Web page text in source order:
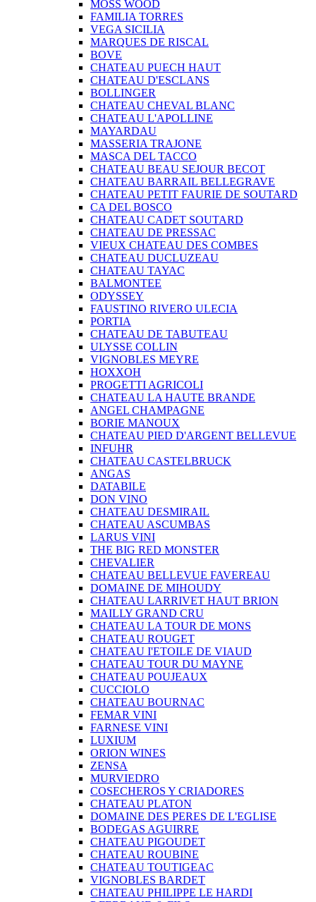
MOSS WOOD
FAMILIA TORRES
VEGA SICILIA
MARQUES DE RISCAL
BOVE
CHATEAU PUECH HAUT
CHATEAU D'ESCLANS
BOLLINGER
CHATEAU CHEVAL BLANC
CHATEAU L'APOLLINE
MAYARDAU
MASSERIA TRAJONE
MASCA DEL TACCO
CHATEAU BEAU SEJOUR BECOT
CHATEAU BARRAIL BELLEGRAVE
CHATEAU PETIT FAURIE DE SOUTARD
CA DEL BOSCO
CHATEAU CADET SOUTARD
CHATEAU DE PRESSAC
VIEUX CHATEAU DES COMBES
CHATEAU DUCLUZEAU
CHATEAU TAYAC
BALMONTEE
ODYSSEY
FAUSTINO RIVERO ULECIA
PORTIA
CHATEAU DE TABUTEAU
ULYSSE COLLIN
VIGNOBLES MEYRE
HOXXOH
PROGETTI AGRICOLI
CHATEAU LA HAUTE BRANDE
ANGEL CHAMPAGNE
BORIE MANOUX
CHATEAU PIED D'ARGENT BELLEVUE
INFUHR
CHATEAU CASTELBRUCK
ANGAS
DATABILE
DON VINO
CHATEAU DESMIRAIL
CHATEAU ASCUMBAS
LARUS VINI
THE BIG RED MONSTER
CHEVALIER
CHATEAU BELLEVUE FAVEREAU
DOMAINE DE MIHOUDY
CHATEAU LARRIVET HAUT BRION
MAILLY GRAND CRU
CHATEAU LA TOUR DE MONS
CHATEAU ROUGET
CHATEAU I'ETOILE DE VIAUD
CHATEAU TOUR DU MAYNE
CHATEAU POUJEAUX
CUCCIOLO
CHATEAU BOURNAC
FEMAR VINI
FARNESE VINI
LUXIUM
ORION WINES
ZENSA
MURVIEDRO
COSECHEROS Y CRIADORES
CHATEAU PLATON
DOMAINE DES PERES DE L'EGLISE
BODEGAS AGUIRRE
CHATEAU PIGOUDET
CHATEAU ROUBINE
CHATEAU TOUTIGEAC
VIGNOBLES BARDET
CHATEAU PHILIPPE LE HARDI